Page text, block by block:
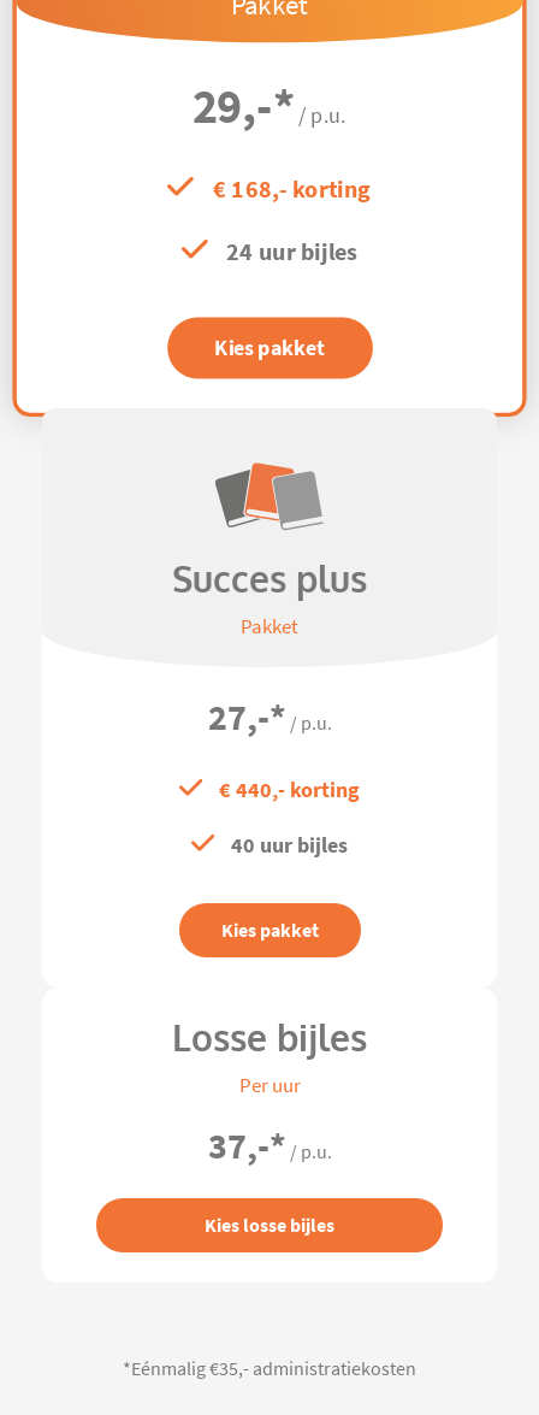
29,-* / p.u.
€ 168,- korting
24 uur bijles
Kies pakket
Succes plus
Pakket
27,-* / p.u.
€ 440,- korting
40 uur bijles
Kies pakket
Losse bijles
Per uur
37,-* / p.u.
Kies losse bijles
*Eénmalig €35,- administratiekosten